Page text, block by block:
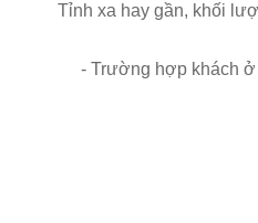
Tỉnh xa hay gần, khối
- Trường hợp khách ở